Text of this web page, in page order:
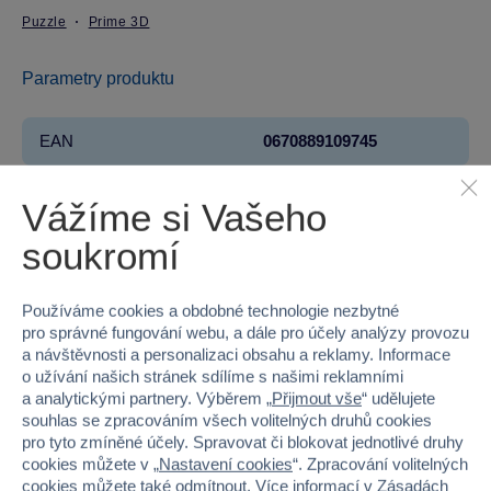
Puzzle Prime 3D
Parametry produktu
EAN 0670889109745
Značka Prime 3D
Pohlaví HOLKA, KLUK
Počet dílků 150
Šířka 19.5
Výška 19.5
Vážíme si Vašeho
soukromí
Používáme cookies a obdobné technologie nezbytné
pro správné fungování webu, a dále pro účely analýzy provozu
a návštěvnosti a personalizaci obsahu a reklamy. Informace
o užívání našich stránek sdílíme s našimi reklamními
a analytickými partnery. Výběrem „Přijmout vše“ udělujete
souhlas se zpracováním všech volitelných druhů cookies
pro tyto zmíněné účely. Spravovat či blokovat jednotlivé druhy
cookies můžete v „Nastavení cookies“. Zpracování volitelných
cookies můžete také odmítnout. Více informací v Zásadách